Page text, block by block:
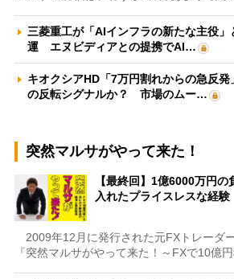
三菱重工が「AIインフラの新たな主役
運 エヌビディアとの提携でAI…
キオクシアHD「7万円割れからの急反
の反転シグナルか？ 市場のムー…
突然マルサがやって来た！
【最終回】1億6000万円
入れたプライスレスな経
2009年12月に発行された元FXトレーダ
『突然マルサがやって来た！～FXで10億